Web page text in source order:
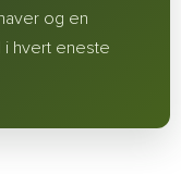
og en
hvert eneste